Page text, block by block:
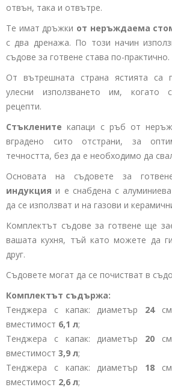
отвън, така и отвътре.
Те имат дръжки от неръждаема
с два дренажа. По този начин
съдове за готвене става по-практично.
От вътрешната страна ястията са
улесни използването им, когато
рецепти.
Стъклените капаци с ръб от
вградено сито отстрани, за
течността, без да е необходимо да
Основата на съдовете за
индукция и е снабдена с
да се използват и на газови и
Комплектът съдове за готвене ще
вашата кухня, тъй като можете да
друг.
Съдовете могат да се почистват в
Комплектът съдържа:
Тенджера с капак: диаметър 24
вместимост 6,1 л;
Тенджера с капак: диаметър 20
вместимост 3,9 л;
Тенджера с капак: диаметър 18
вместимост 2,6 л;